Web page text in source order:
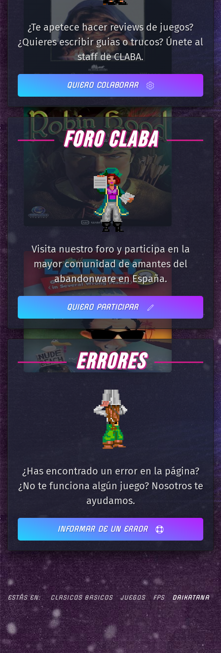
¿Te apetece hacer reviews de juegos?
¿Quieres escribir guias o trucos? Únete al
staff de CLABA.
QUIERO COLABORAR
FORO CLABA
Visita nuestro foro y participa en la
mayor comunidad de amantes del
abandonware en España.
QUIERO PARTICIPAR
ERRORES
¿Has encontrado un error en la página?
¿No te funciona algún juego? Nosotros te
ayudamos.
INFORMAR DE UN ERROR
ESTÁS EN: CLASICOS BASICOS JUEGOS FPS DAIKATANA